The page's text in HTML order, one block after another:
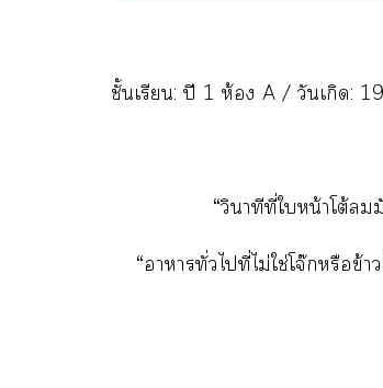
ชั้นเรียน: ปี 1 ห้อง A / วันเกิด:
“วินาทีที่ใหน้าโต้
“าาทั่วไที่ไม่ใช่โจ๊กหรือข้